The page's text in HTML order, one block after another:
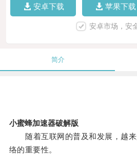
安卓下载 苹果下载
安卓市场，安
简介
小蜜蜂加速器破解版
随着互联网的普及和发展，越来
络的重要性。